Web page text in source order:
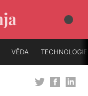
VĚDA TECHNOLOGIE